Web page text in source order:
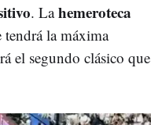
. Lahemeroteca
la máxima
el segundo clásico que